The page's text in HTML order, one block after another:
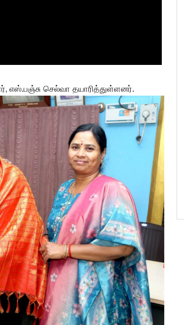
எஸ்.பஞ்சு செல்வா தயாரித்துள்ளனர்.